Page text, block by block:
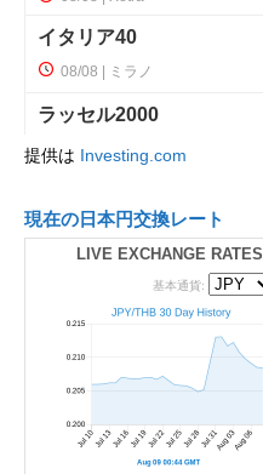
提供は Investing.com
現在の日本円交換レート
LIVE EXCHANGE RATES